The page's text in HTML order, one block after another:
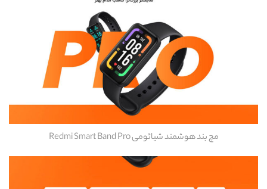
مچ بند هوشمند شیائومی Redmi Smart Band Pro